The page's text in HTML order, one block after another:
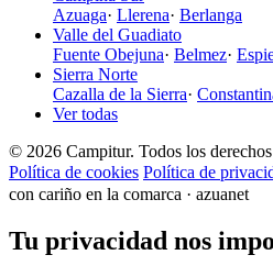
Azuaga· Llerena· Berlanga
Valle del Guadiato
Fuente Obejuna· Belmez·
Sierra Norte
Cazalla de la Sierra·
Ver todas
© 2026 Campitur. Todos los derechos
Política de cookies Política de
con cariño en la comarca · azuanet
Tu privacidad nos